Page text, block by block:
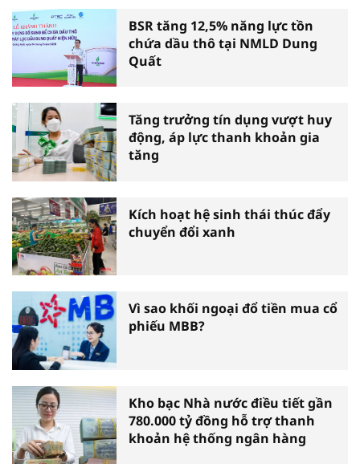
BSR tăng 12,5% năng lực tồn
chứa dầu thô tại NMLD Dung
Quất
Tăng trưởng tín dụng vượt huy
động, áp lực thanh khoản gia
tăng
Kích hoạt hệ sinh thái thúc đẩy
chuyển đổi xanh
Vì sao khối ngoại đổ tiền mua cổ
phiếu MBB?
Kho bạc Nhà nước điều tiết gần
780.000 tỷ đồng hỗ trợ thanh
khoản hệ thống ngân hàng